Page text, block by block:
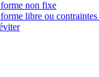
forme non fixe
forme libre ou